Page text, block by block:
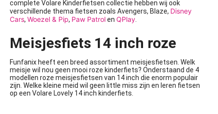
complete Volare Kinderfietsen collectie hebben wij ook
verschillende thema fietsen zoals Avengers, Blaze, Disney
Cars, Woezel & Pip, Paw Patrolen QPlay
Meisjesfiets 14 inch roze
Funfanix heeft een breed assortiment meisjesfietsen. Welk
meisje wil nou geen mooi roze kinderfiets? Onderstaand de 4
modellen roze meisjesfietsen van 14 inch die enorm populair
zijn. Welke kleine meid wil geen little miss zijn en leren fietsen
op een Volare Lovely 14 inch kinderfiets.